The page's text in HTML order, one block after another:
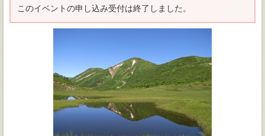
このイベントの申し込み受付は終了しました。